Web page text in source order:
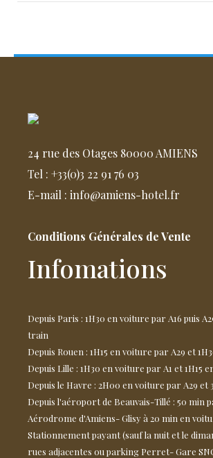
24 rue des Otages 80000 AMIENS
Tel : +33(0)3 22 91 76 03
E-mail : info@amiens-hotel.fr
Conditions Générales de Vente
Infomations
Depuis Paris : 1H30 en voiture par A16 puis
train
Depuis Rouen : 1H15 en voiture par A29 et
Depuis Lille : 1H30 en voiture par A1 et 1H15
Depuis le Havre : 2H00 en voiture par A29 et
Depuis l'aéroport de Beauvais-Tillé : 50 min
Aérodrome d'Amiens- Glisy à 20 min en
Stationnement payant (sauf la nuit et le
rues adjacentes ou parking Perret- Gare